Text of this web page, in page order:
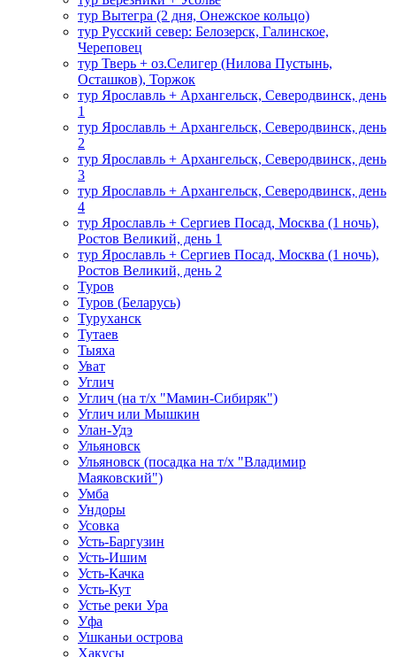
тур Вытегра (2 дня, Онежское кольцо)
тур Русский север: Белозерск, Галинское,
Череповец
тур Тверь + оз.Селигер (Нилова Пустынь,
Осташков), Торжок
тур Ярославль + Архангельск, Северодвинск, день
1
тур Ярославль + Архангельск, Северодвинск, день
2
тур Ярославль + Архангельск, Северодвинск, день
3
тур Ярославль + Архангельск, Северодвинск, день
4
тур Ярославль + Сергиев Посад, Москва (1 ночь),
Ростов Великий, день 1
тур Ярославль + Сергиев Посад, Москва (1 ночь),
Ростов Великий, день 2
Туров
Туров (Беларусь)
Туруханск
Тутаев
Тыяха
Уват
Углич
Углич (на т/х "Мамин-Сибиряк")
Углич или Мышкин
Улан-Удэ
Ульяновск
Ульяновск (посадка на т/х "Владимир
Маяковский")
Умба
Ундоры
Усовка
Усть-Баргузин
Усть-Ишим
Усть-Качка
Усть-Кут
Устье реки Ура
Уфа
Ушканьи острова
Хакусы